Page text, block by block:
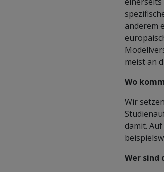
anderem
meist an
Wo
Wir
damit.
Wer